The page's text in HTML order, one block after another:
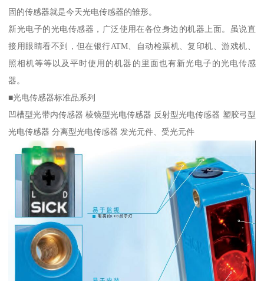
固的传感器就是今天光电传感器的雏形。
新光电子的光电传感器，广泛使用在各位身边的机器上面。虽说直
接用眼睛看不到，但在银行ATM、自动检票机、复印机、游戏机、
照相机等等以及平时使用的机器的里面也有新光电子的光电传感
器。
■光电传感器标准品系列
凹槽型光带内传感器 棱镜型光电传感器 反射型光电传感器 塑胶弓型
光电传感器 分离型光电传感器 发光元件、受光元件